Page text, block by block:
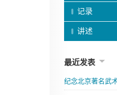
记录
讲述
最近发表
纪念北京著名武